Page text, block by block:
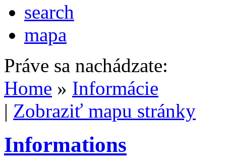
search
mapa
Práve sa nachádzate:
Home » Informácie
| Zobraziť mapu stránky
Informations